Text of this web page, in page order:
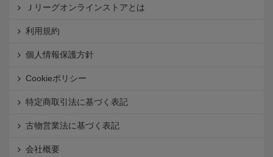
Ｊリーグオンラインストアとは
利用規約
個人情報保護方針
Cookieポリシー
特定商取引法に基づく表記
古物営業法に基づく表記
会社概要